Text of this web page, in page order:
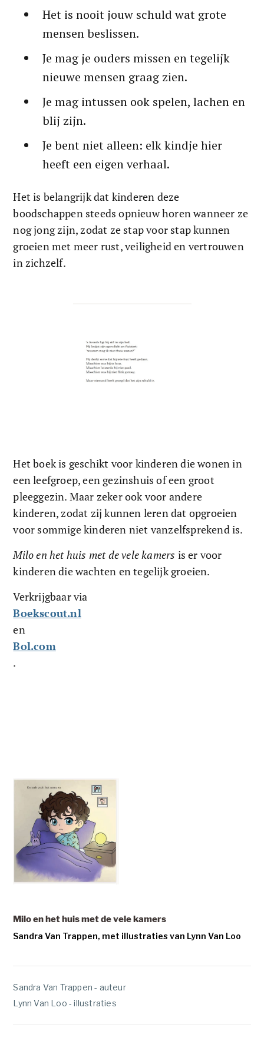
Het is nooit jouw schuld wat grote
mensen beslissen.
Je mag je ouders missen en tegelijk
nieuwe mensen graag zien.
Je mag intussen ook spelen, lachen en
blij zijn.
Je bent niet alleen: elk kindje hier
heeft een eigen verhaal.
Het is belangrijk dat kinderen deze
boodschappen steeds opnieuw horen wanneer ze
nog jong zijn, zodat ze stap voor stap kunnen
groeien met meer rust, veiligheid en vertrouwen
in zichzelf.
Het boek is geschikt voor kinderen die wonen in
een leefgroep, een gezinshuis of een groot
pleeggezin. Maar zeker ook voor andere
kinderen, zodat zij kunnen leren dat opgroeien
voor sommige kinderen niet vanzelfsprekend is.
Milo en het huis met de vele kamers is er voor
kinderen die wachten en tegelijk groeien.
Verkrijgbaar via
Boekscout.nl
en
Bol.com
.
Milo en het huis met de vele kamers
Sandra Van Trappen, met illustraties van Lynn Van Loo
Sandra Van Trappen - auteur
Lynn Van Loo - illustraties